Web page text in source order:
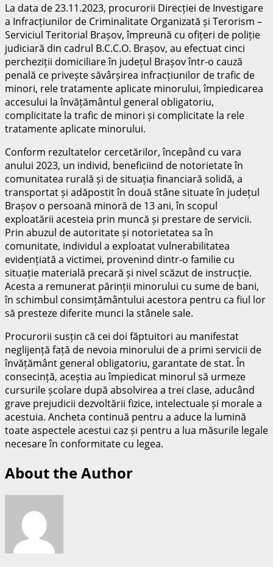
La data de 23.11.2023, procurorii Direcției de Investigare
a Infracțiunilor de Criminalitate Organizată și Terorism –
Serviciul Teritorial Brașov, împreună cu ofițeri de poliție
judiciară din cadrul B.C.C.O. Brașov, au efectuat cinci
percheziții domiciliare în județul Brașov într-o cauză
penală ce privește săvârșirea infracțiunilor de trafic de
minori, rele tratamente aplicate minorului, împiedicarea
accesului la învățământul general obligatoriu,
complicitate la trafic de minori și complicitate la rele
tratamente aplicate minorului.
Conform rezultatelor cercetărilor, începând cu vara
anului 2023, un individ, beneficiind de notorietate în
comunitatea rurală și de situația financiară solidă, a
transportat și adăpostit în două stâne situate în județul
Brașov o persoană minoră de 13 ani, în scopul
exploatării acesteia prin muncă și prestare de servicii.
Prin abuzul de autoritate și notorietatea sa în
comunitate, individul a exploatat vulnerabilitatea
evidențiată a victimei, provenind dintr-o familie cu
situație materială precară și nivel scăzut de instrucție.
Acesta a remunerat părinții minorului cu sume de bani,
în schimbul consimțământului acestora pentru ca fiul lor
să presteze diferite munci la stânele sale.
Procurorii susțin că cei doi făptuitori au manifestat
neglijență față de nevoia minorului de a primi servicii de
învățământ general obligatoriu, garantate de stat. În
consecință, aceștia au împiedicat minorul să urmeze
cursurile școlare după absolvirea a trei clase, aducând
grave prejudicii dezvoltării fizice, intelectuale și morale a
acestuia. Ancheta continuă pentru a aduce la lumină
toate aspectele acestui caz și pentru a lua măsurile legale
necesare în conformitate cu legea.
About the Author